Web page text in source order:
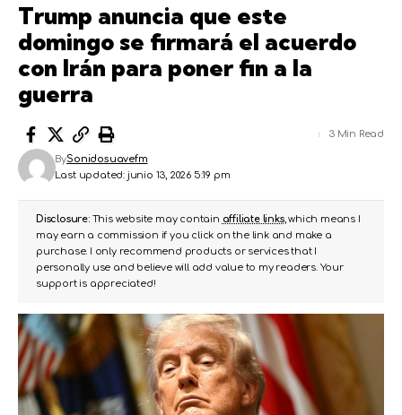
Trump anuncia que este
domingo se firmará el acuerdo
con Irán para poner fin a la
guerra
Last updated: junio 13, 2026 5:19 pm
BySonidosuavefm
3 Min Read
Disclosure:This website may contain affiliate links, which means I
may earn a commission if you click on the link and make a
purchase. I only recommend products or services that I
personally use and believe will add value to my readers. Your
support is appreciated!